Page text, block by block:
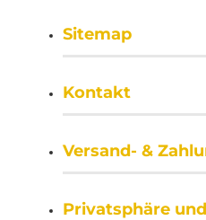
Sitemap
Kontakt
Versand- &
Privatsphäre